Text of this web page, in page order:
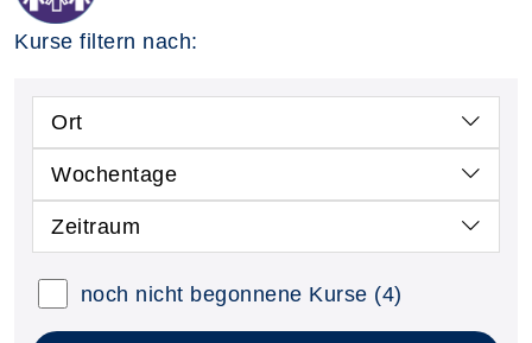
Kurse filtern nach:
Ort
Wochentage
Zeitraum
noch nicht begonnene Kurse (4)